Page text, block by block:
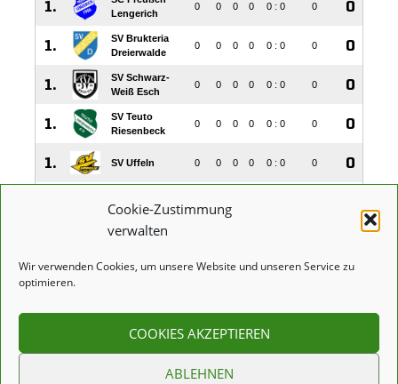
Cookie-Zustimmung
verwalten
Wir verwenden Cookies, um unsere Website und unseren Service zu
optimieren.
COOKIES AKZEPTIEREN
ABLEHNEN
DATENSCHUTZERKLÄRUNG